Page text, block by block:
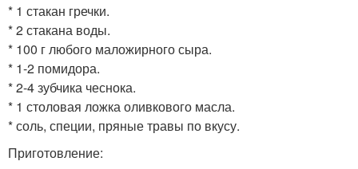
* 1 стакан гречки.
* 2 стакана воды.
* 100 г любого маложирного сыра.
* 1-2 помидора.
* 2-4 зубчика чеснока.
* 1 столовая ложка оливкового масла.
* соль, специи, пряные травы по вкусу.
Приготовление: